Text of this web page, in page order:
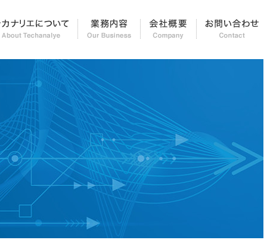
せ＆レポート テカナリエについて業務内容 会社概要